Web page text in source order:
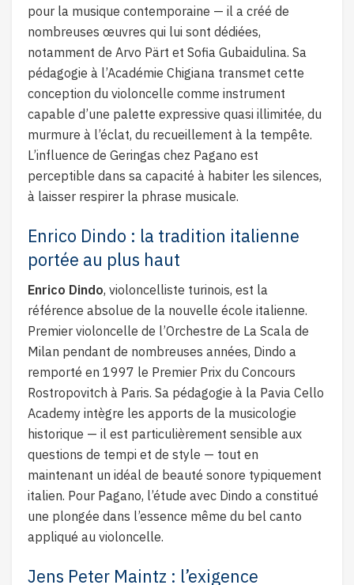
pour la musique contemporaine — il a créé de
nombreuses œuvres qui lui sont dédiées,
notamment de Arvo Pärt et Sofia Gubaidulina. Sa
pédagogie à l’Académie Chigiana transmet cette
conception du violoncelle comme instrument
capable d’une palette expressive quasi illimitée, du
murmure à l’éclat, du recueillement à la tempête.
L’influence de Geringas chez Pagano est
perceptible dans sa capacité à habiter les silences,
à laisser respirer la phrase musicale.
Enrico Dindo : la tradition italienne
portée au plus haut
Enrico Dindo, violoncelliste turinois, est la
référence absolue de la nouvelle école italienne.
Premier violoncelle de l’Orchestre de La Scala de
Milan pendant de nombreuses années, Dindo a
remporté en 1997 le Premier Prix du Concours
Rostropovitch à Paris. Sa pédagogie à la Pavia Cello
Academy intègre les apports de la musicologie
historique — il est particulièrement sensible aux
questions de tempi et de style — tout en
maintenant un idéal de beauté sonore typiquement
italien. Pour Pagano, l’étude avec Dindo a constitué
une plongée dans l’essence même du bel canto
appliqué au violoncelle.
Jens Peter Maintz : l’exigence